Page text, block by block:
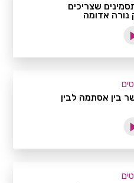
שצריכים
נורה אדומה
בין אסתמה לבין